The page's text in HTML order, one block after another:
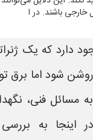
باشند. در ا
دارد که یک
شود اما برق
مسائل فنی،
اینجا به